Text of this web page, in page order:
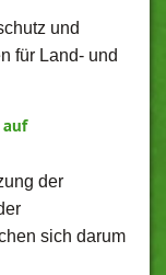
und
für Land- und
der
sich darum